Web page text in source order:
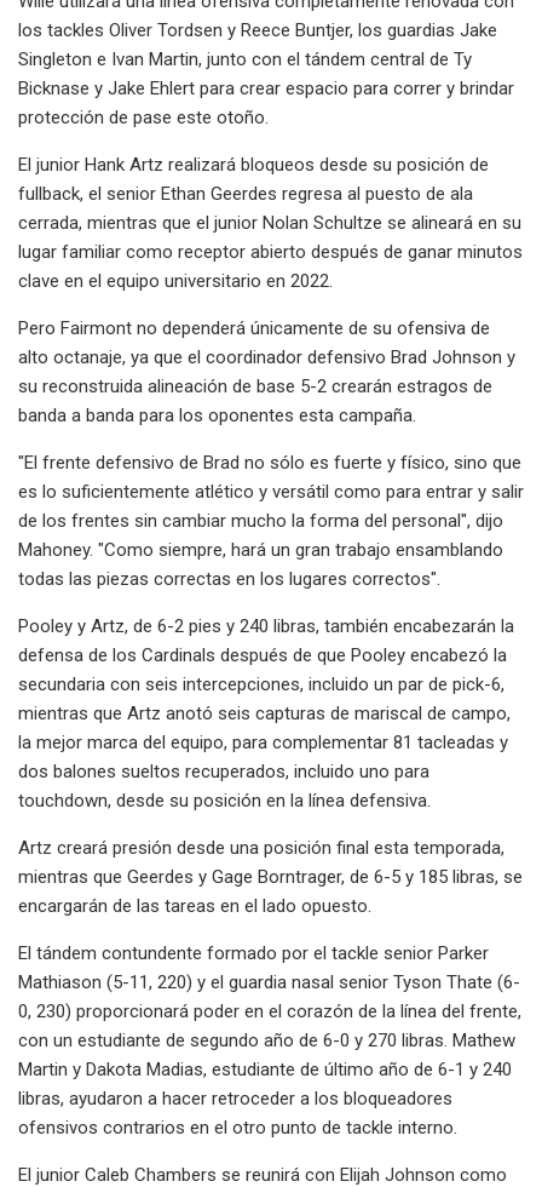
los tackles Oliver Tordsen y Reece Buntjer, los guardias Jake
Singleton e Ivan Martin, junto con el tándem central de Ty
Bicknase y Jake Ehlert para crear espacio para correr y brindar
protección de pase este otoño.
El junior Hank Artz realizará bloqueos desde su posición de
fullback, el senior Ethan Geerdes regresa al puesto de ala
cerrada, mientras que el junior Nolan Schultze se alineará en su
lugar familiar como receptor abierto después de ganar minutos
clave en el equipo universitario en 2022.
Pero Fairmont no dependerá únicamente de su ofensiva de
alto octanaje, ya que el coordinador defensivo Brad Johnson y
su reconstruida alineación de base 5-2 crearán estragos de
banda a banda para los oponentes esta campaña.
"El frente defensivo de Brad no sólo es fuerte y físico, sino que
es lo suficientemente atlético y versátil como para entrar y salir
de los frentes sin cambiar mucho la forma del personal", dijo
Mahoney. "Como siempre, hará un gran trabajo ensamblando
todas las piezas correctas en los lugares correctos".
Pooley y Artz, de 6-2 pies y 240 libras, también encabezarán la
defensa de los Cardinals después de que Pooley encabezó la
secundaria con seis intercepciones, incluido un par de pick-6,
mientras que Artz anotó seis capturas de mariscal de campo,
la mejor marca del equipo, para complementar 81 tacleadas y
dos balones sueltos recuperados, incluido uno para
touchdown, desde su posición en la línea defensiva.
Artz creará presión desde una posición final esta temporada,
mientras que Geerdes y Gage Borntrager, de 6-5 y 185 libras, se
encargarán de las tareas en el lado opuesto.
El tándem contundente formado por el tackle senior Parker
Mathiason (5-11, 220) y el guardia nasal senior Tyson Thate (6-
0, 230) proporcionará poder en el corazón de la línea del frente,
con un estudiante de segundo año de 6-0 y 270 libras. Mathew
Martin y Dakota Madias, estudiante de último año de 6-1 y 240
libras, ayudaron a hacer retroceder a los bloqueadores
ofensivos contrarios en el otro punto de tackle interno.
El junior Caleb Chambers se reunirá con Elijah Johnson como